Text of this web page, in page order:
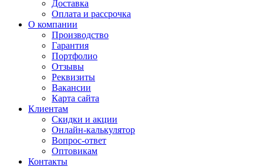
Доставка
Оплата и рассрочка
О компании
Производство
Гарантия
Портфолио
Отзывы
Реквизиты
Вакансии
Карта сайта
Клиентам
Скидки и акции
Онлайн-калькулятор
Вопрос-ответ
Оптовикам
Контакты